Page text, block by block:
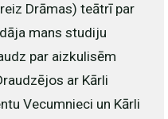
Drāmas) teātrī par
mans studiju
par aizkulisēm
ar Kārli
Vecumnieci un Kārli